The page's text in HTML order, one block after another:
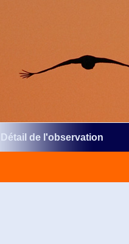
Détail de l'observation